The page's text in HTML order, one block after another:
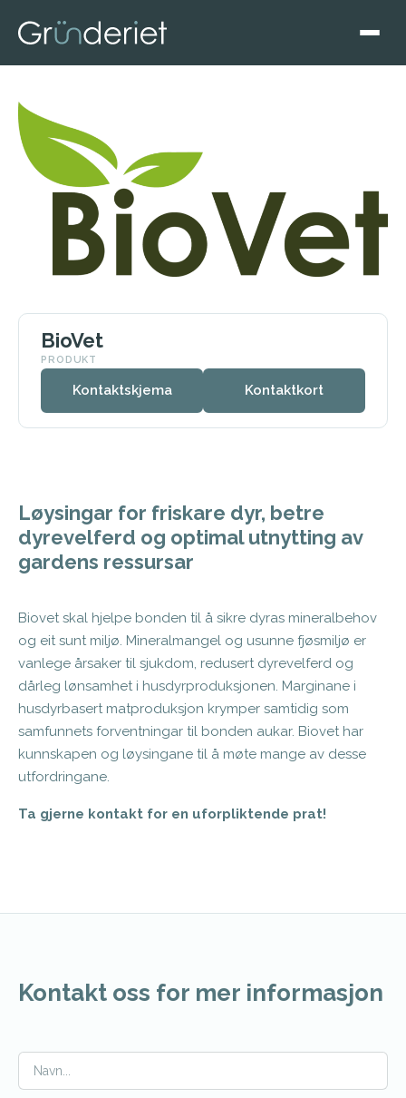
BioVet
PRODUKT
Kontaktskjema Kontaktkort
Løysingar for friskare dyr, betre
dyrevelferd og optimal utnytting av
gardens ressursar
Biovet skal hjelpe bonden til å sikre dyras mineralbehov
og eit sunt miljø. Mineralmangel og usunne fjøsmiljø er
vanlege årsaker til sjukdom, redusert dyrevelferd og
dårleg lønsamhet i husdyrproduksjonen. Marginane i
husdyrbasert matproduksjon krymper samtidig som
samfunnets forventningar til bonden aukar. Biovet har
kunnskapen og løysingane til å møte mange av desse
utfordringane.
Ta gjerne kontakt for en uforpliktende prat!
Kontakt oss for mer informasjon